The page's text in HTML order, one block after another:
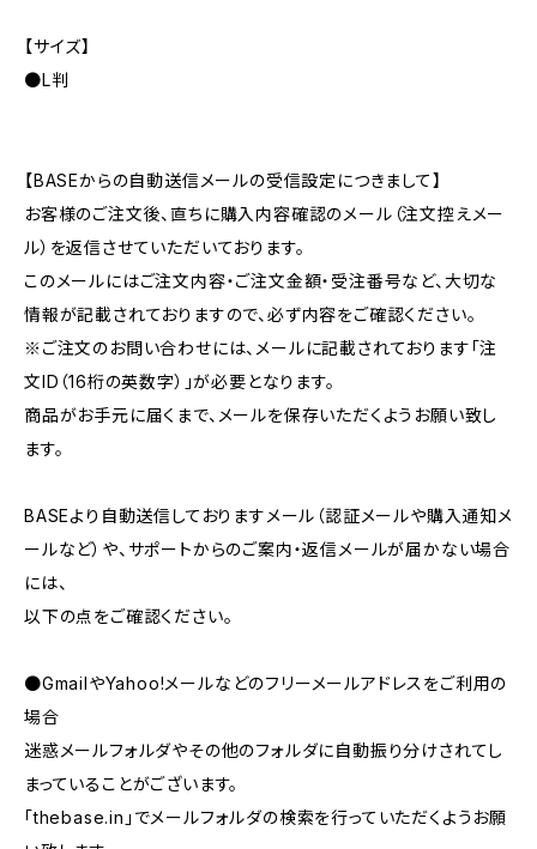
【サイズ】
●L判
【BASEからの自動送信メールの受信設定につきまして】
お客様のご注文後、直ちに購入内容確認のメール（注文控えメー
ル）を返信させていただいております。
このメールにはご注文内容・ご注文金額・受注番号など、大切な
情報が記載されておりますので、必ず内容をご確認ください。
※ご注文のお問い合わせには、メールに記載されております「注
文ID（16桁の英数字）」が必要となります。
商品がお手元に届くまで、メールを保存いただくようお願い致し
ます。
BASEより自動送信しておりますメール（認証メールや購入通知メ
ールなど）や、サポートからのご案内・返信メールが届かない場合
には、
以下の点をご確認ください。
●GmailやYahoo!メールなどのフリーメールアドレスをご利用の
場合
迷惑メールフォルダやその他のフォルダに自動振り分けされてし
まっていることがございます。
「thebase.in」でメールフォルダの検索を行っていただくようお願